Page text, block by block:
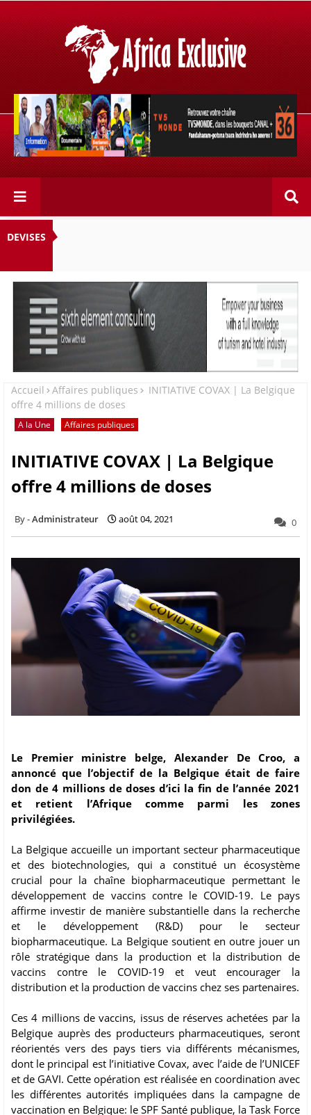
Retrouvez votre chaîne @TV5MONDE, dans les bouquets
CANAL+ 36 . Fandaharam-potoana tsara indrindra ho
anareo!
DEVISES
Accueil Affaires publiques
INITIATIVE COVAX | La Belgique
offre 4 millions de doses
A la Une Affaires publiques
INITIATIVE COVAX | La Belgique
offre 4 millions de doses
Administrateur août 04, 2021 0
Le Premier ministre belge, Alexander De Croo, a
annoncé que l’objectif de la Belgique était de faire
don de 4 millions de doses d’ici la fin de l’année 2021
et retient l’Afrique comme parmi les zones
privilégiées.
La Belgique accueille un important secteur pharmaceutique
et des biotechnologies, qui a constitué un écosystème
crucial pour la chaîne biopharmaceutique permettant le
développement de vaccins contre le COVID-19. Le pays
affirme investir de manière substantielle dans la recherche
et le développement (R&D) pour le secteur
biopharmaceutique. La Belgique soutient en outre jouer un
rôle stratégique dans la production et la distribution de
vaccins contre le COVID-19 et veut encourager la
distribution et la production de vaccins chez ses partenaires.
Ces 4 millions de vaccins, issus de réserves achetées par la
Belgique auprès des producteurs pharmaceutiques, seront
réorientés vers des pays tiers via différents mécanismes,
dont le principal est l’initiative Covax, avec l’aide de l’UNICEF
et de GAVI. Cette opération est réalisée en coordination avec
les différentes autorités impliquées dans la campagne de
vaccination en Belgique: le SPF Santé publique, la Task Force